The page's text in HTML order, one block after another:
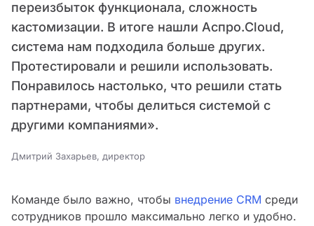
переизбыток функционала, сложноcть
кастомизации. В итоге нашли Аспро.Cloud,
система нам подходила больше других.
Протестировали и решили использовать.
Понравилось настолько, что решили стать
партнерами, чтобы делиться системой с
другими компаниями».
Дмитрий Захарьев, директор
Команде было важно, чтобы внедрение CRM среди
сотрудников прошло максимально легко и удобно.